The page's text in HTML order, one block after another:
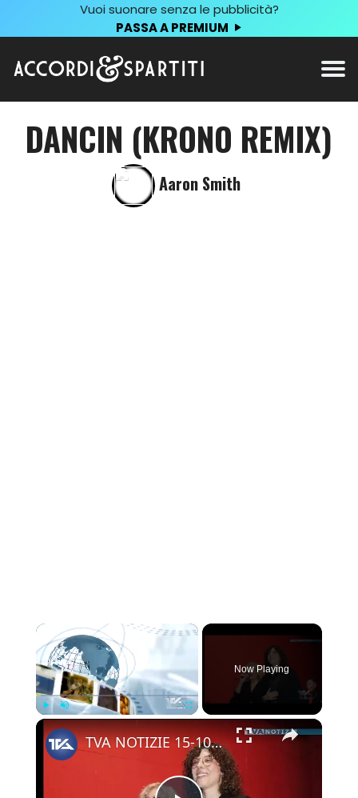
Vuoi suonare senza le pubblicità?
PASSA A PREMIUM
DANCIN (KRONO REMIX)
Aaron Smith
×
Play Unmute
Now Playing
×
TVA NOTIZIE 15-10-25